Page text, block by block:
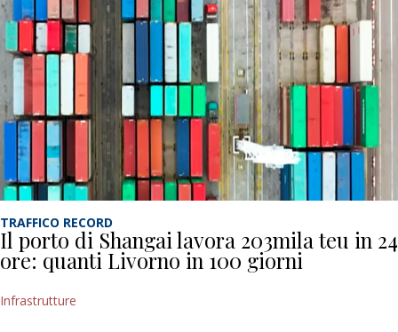
TRAFFICO RECORD
Il porto di Shangai lavora 203mila teu in 24
ore: quanti Livorno in 100 giorni
Infrastrutture